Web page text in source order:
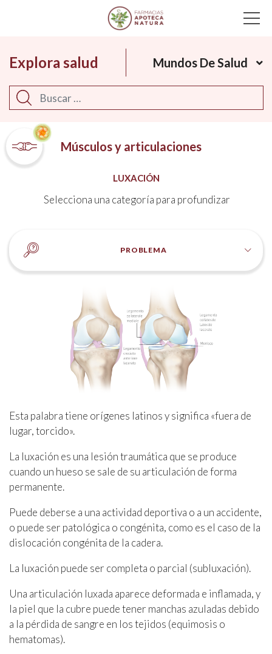
Main Navigation
Explora salud Mundos De Salud
Buscar
Músculos y articulaciones
LUXACIÓN
Selecciona una categoría para profundizar
PROBLEMA
Esta palabra tiene orígenes latinos y significa «fuera de
lugar, torcido».
La luxación es una lesión traumática que se produce
cuando un hueso se sale de su articulación de forma
permanente.
Puede deberse a una actividad deportiva o a un accidente,
o puede ser patológica o congénita, como es el caso de la
dislocación congénita de la cadera.
La luxación puede ser completa o parcial (subluxación).
Una articulación luxada aparece deformada e inflamada, y
la piel que la cubre puede tener manchas azuladas debido
a la pérdida de sangre en los tejidos (equimosis o
hematomas).